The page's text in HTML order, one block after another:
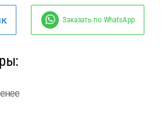
Заказать по WhatsApp